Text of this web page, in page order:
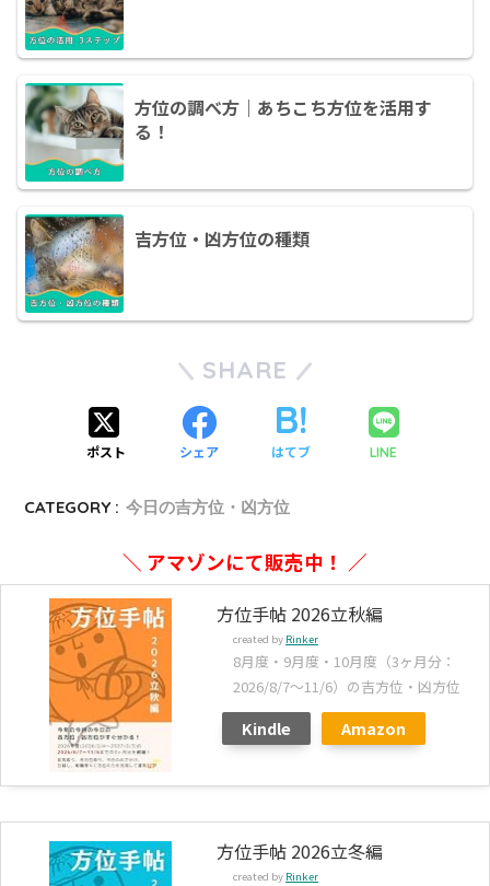
方位の調べ方｜あちこち方位を活用す
る！
吉方位・凶方位の種類
SHARE
ポスト シェア はてブ LINE
CATEGORY : 今日の吉方位・凶方位
＼ アマゾンにて販売中！ ／
方位手帖 2026立秋編
created by Rinker
8月度・9月度・10月度（3ヶ月分：
2026/8/7～11/6）の吉方位・凶方位
Kindle Amazon
方位手帖 2026立冬編
created by Rinker